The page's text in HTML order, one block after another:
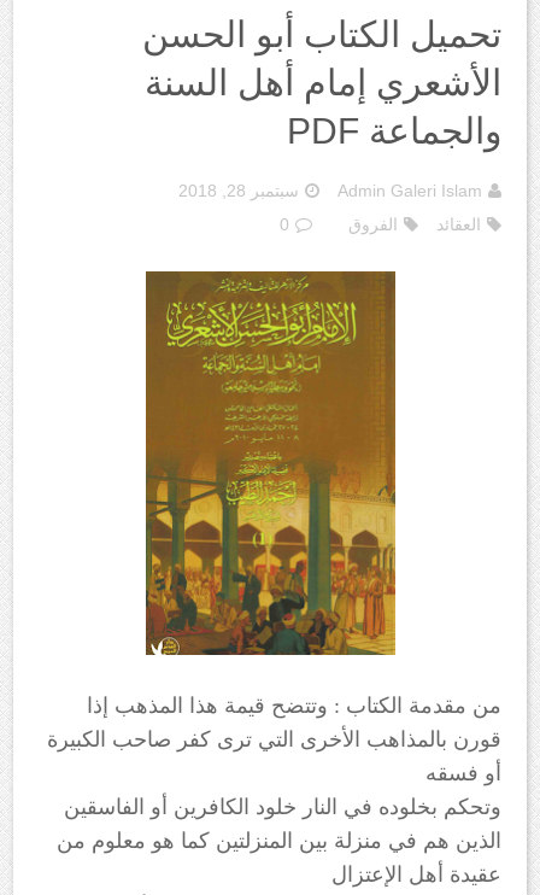
تحميل الكتاب أبو الحسن
الأشعري إمام أهل السنة
والجماعة PDF
Admin Galeri Islam
سبتمبر 28, 2018
العقائد
الفروق 0
من مقدمة الكتاب : وتتضح قيمة هذا المذهب إذا
قورن بالمذاهب الأخرى التي ترى كفر صاحب الكبيرة
أو فسقه
وتحكم بخلوده في النار خلود الكافرين أو الفاسقين
الذين هم في منزلة بين المنزلتين كما هو معلوم من
عقيدة أهل الإعتزال